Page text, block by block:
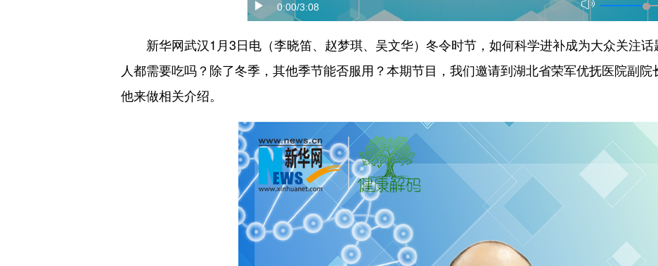
0:00/3:08
新华网武汉1月3日电（李晓笛、赵梦琪、吴文华）冬令时节，如何科学进补成为大众关注话
人都需要吃吗？除了冬季，其他季节能否服用？本期节目，我们邀请到湖北省荣军优抚医院副
他来做相关介绍。